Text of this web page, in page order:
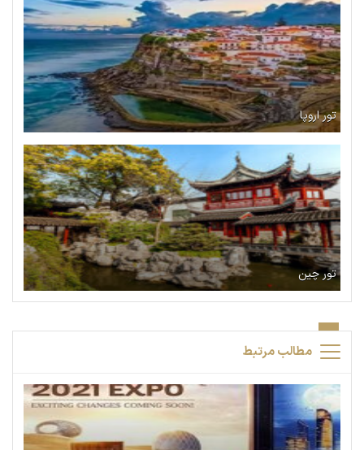
تور اروپا
تور چین
مطالب مرتبط